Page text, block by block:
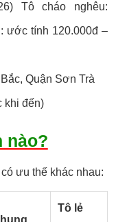
Tô cháo nghêu:
ước tính 120.000đ –
Quận Sơn Trà
khi đến)
nào?
ưu thế khác nhau:
Tô lẻ